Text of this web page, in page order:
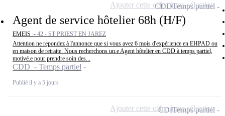
Agent de service hôtelier 68h (H/F)
EMEIS - 42 - ST PRIEST EN JAREZ
Attention ne repondez à l'annonce que si vous avez 6 mois d'expérience en EHPAD ou
en maison de retraite. Nous recherchons un.e Agent hôtelier en CDD à temps partiel,
motivé.e pour prendre soin des...
CDD - Temps partiel
Publié il y a 5 jours
CDDTemps partiel
Ajouter cette offre à ma sélection
CDITemps partiel
Ajouter cette offre à ma sélection